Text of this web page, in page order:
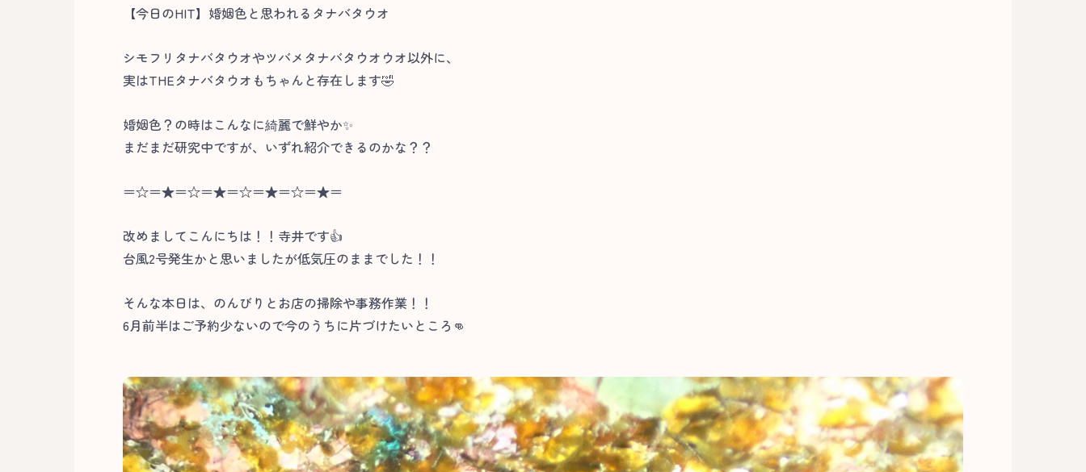
【今日のHIT】婚姻色と思われるタナバタウオ
シモフリタナバタウオやツバメタナバタウオウオ以外に、
実はTHEタナバタウオもちゃんと存在します🤣
婚姻色？の時はこんなに綺麗で鮮やか✨
まだまだ研究中ですが、いずれ紹介できるのかな？？
＝☆＝★＝☆＝★＝☆＝★＝☆＝★＝
改めましてこんにちは！！寺井です👍
台風2号発生かと思いましたが低気圧のままでした！！
そんな本日は、のんびりとお店の掃除や事務作業！！
6月前半はご予約少ないので今のうちに片づけたいところ👊